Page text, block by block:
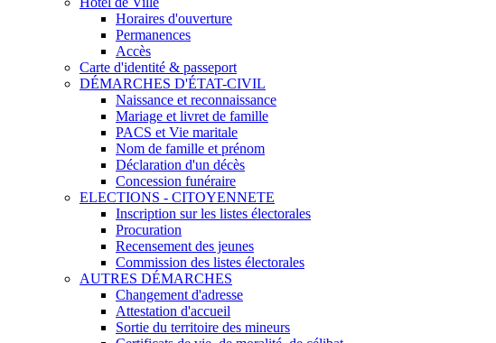
Horaires d'ouverture
Permanences
Accès
Carte d'identité & passeport
DÉMARCHES D'ÉTAT-CIVIL
Naissance et reconnaissance
Mariage et livret de famille
PACS et Vie maritale
Nom de famille et prénom
Déclaration d'un décès
Concession funéraire
ELECTIONS - CITOYENNETE
Inscription sur les listes électorales
Procuration
Recensement des jeunes
Commission des listes électorales
AUTRES DÉMARCHES
Changement d'adresse
Attestation d'accueil
Sortie du territoire des mineurs